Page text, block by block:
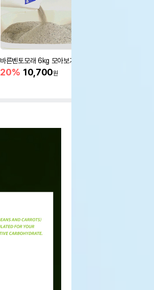
바른벤토모래 6kg 모아보기
20% 10,700원